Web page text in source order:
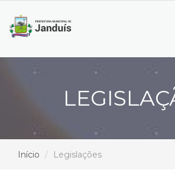
Início Legislações